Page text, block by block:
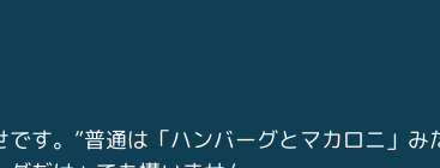
す。”普通は「ハンバーグとマカロニ」み